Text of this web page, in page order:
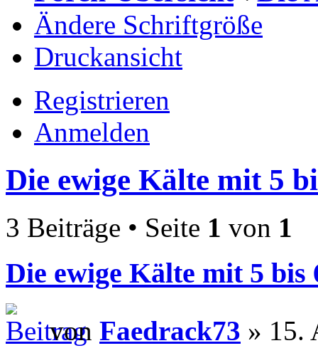
Ändere Schriftgröße
Druckansicht
Registrieren
Anmelden
Die ewige Kälte mit 5
3 Beiträge • Seite 1 von 1
Die ewige Kälte mit 5 bis
von Faedrack73 » 15.